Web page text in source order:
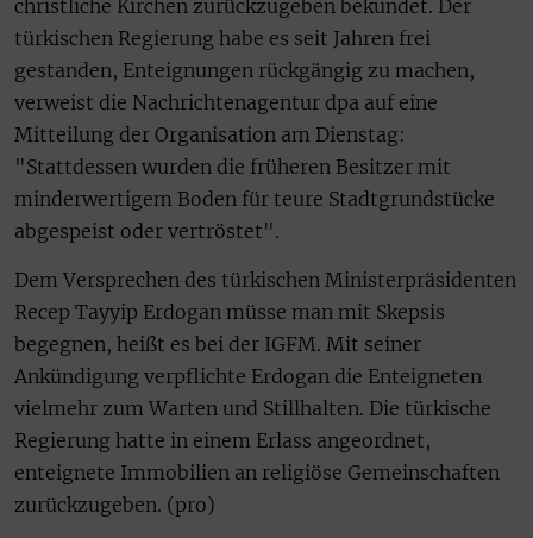
christliche Kirchen zurückzugeben bekundet. Der
türkischen Regierung habe es seit Jahren frei
gestanden, Enteignungen rückgängig zu machen,
verweist die Nachrichtenagentur dpa auf eine
Mitteilung der Organisation am Dienstag:
"Stattdessen wurden die früheren Besitzer mit
minderwertigem Boden für teure Stadtgrundstücke
abgespeist oder vertröstet".
Dem Versprechen des türkischen Ministerpräsidenten
Recep Tayyip Erdogan müsse man mit Skepsis
begegnen, heißt es bei der IGFM. Mit seiner
Ankündigung verpflichte Erdogan die Enteigneten
vielmehr zum Warten und Stillhalten. Die türkische
Regierung hatte in einem Erlass angeordnet,
enteignete Immobilien an religiöse Gemeinschaften
zurückzugeben. (pro)